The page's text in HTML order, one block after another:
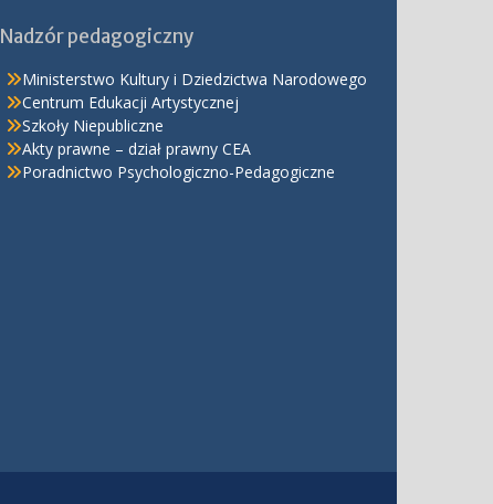
Nadzór pedagogiczny
Ministerstwo Kultury i Dziedzictwa Narodowego
Centrum Edukacji Artystycznej
Szkoły Niepubliczne
Akty prawne – dział prawny CEA
Poradnictwo Psychologiczno-Pedagogiczne